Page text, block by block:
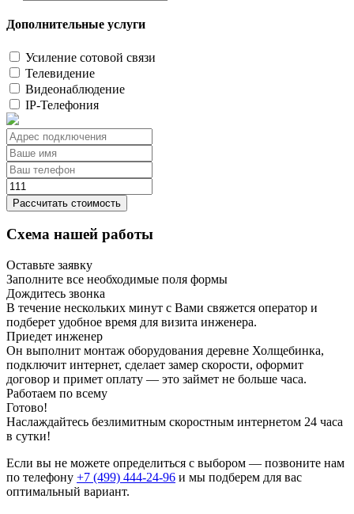
Дополнительные услуги
Усиление сотовой связи
Телевидение
Видеонаблюдение
IP-Телефония
Рассчитать стоимость
Схема нашей работы
Оставьте заявку
Заполните все необходимые поля формы
Дождитесь звонка
В течение нескольких минут с Вами свяжется оператор и
подберет удобное время для визита инженера.
Приедет инженер
Он выполнит монтаж оборудования деревне Холщебинка,
подключит интернет, сделает замер скорости, оформит
договор и примет оплату — это займет не больше часа.
Работаем по всему
Готово!
Наслаждайтесь безлимитным скоростным интернетом 24 часа
в сутки!
Если вы не можете определиться с выбором — позвоните нам
по телефону +7 (499) 444-24-96 и мы подберем для вас
оптимальный вариант.